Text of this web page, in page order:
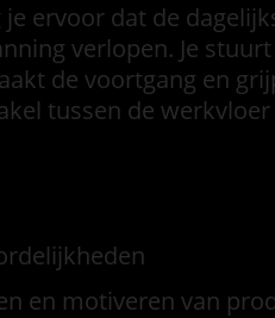
je ervoor dat de
verlopen. Je
de voortgang en
tussen de
en motiveren van